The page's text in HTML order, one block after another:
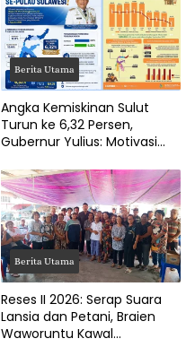
Berita Utama
Angka Kemiskinan Sulut
Turun ke 6,32 Persen,
Gubernur Yulius: Motivasi
Berita Utama
Reses II 2026: Serap Suara
Lansia dan Petani, Braien
Waworuntu Kawal